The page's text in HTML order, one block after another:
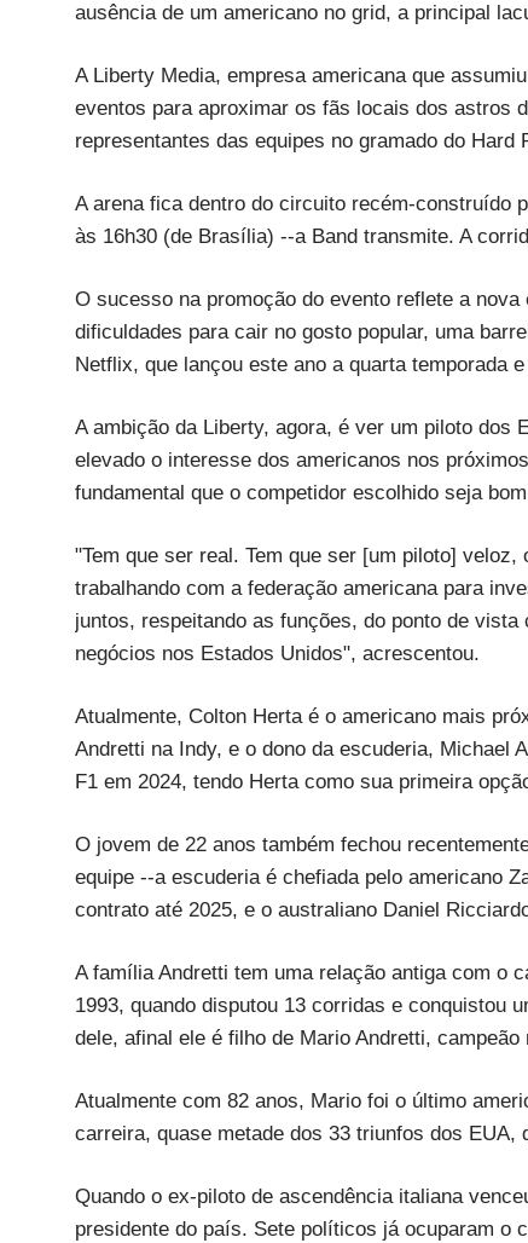
ausência de um americano no grid, a principal
A Liberty Media, empresa americana que
eventos para aproximar os fãs locais dos astros
representantes das equipes no gramado do
A arena fica dentro do circuito recém-construído
às 16h30 (de Brasília) --a Band transmite. A
O sucesso na promoção do evento reflete a
dificuldades para cair no gosto popular, uma
Netflix, que lançou este ano a quarta temporada
A ambição da Liberty, agora, é ver um piloto dos
elevado o interesse dos americanos nos
fundamental que o competidor escolhido seja
"Tem que ser real. Tem que ser [um piloto]
trabalhando com a federação americana para
juntos, respeitando as funções, do ponto de
negócios nos Estados Unidos", acrescentou.
Atualmente, Colton Herta é o americano mais
Andretti na Indy, e o dono da escuderia, Michael
F1 em 2024, tendo Herta como sua primeira
O jovem de 22 anos também fechou
equipe --a escuderia é chefiada pelo americano
contrato até 2025, e o australiano Daniel
A família Andretti tem uma relação antiga com o
1993, quando disputou 13 corridas e conquistou
dele, afinal ele é filho de Mario Andretti, campeão
Atualmente com 82 anos, Mario foi o último
carreira, quase metade dos 33 triunfos dos
Quando o ex-piloto de ascendência italiana
presidente do país. Sete políticos já ocuparam o